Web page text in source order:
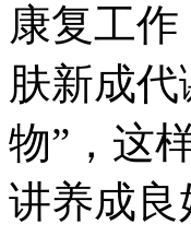
康复工
肤新成
物”，这
讲养成